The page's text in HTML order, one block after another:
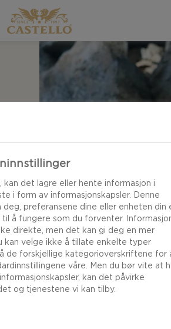
det lagre eller hente informasjon i
i form av informasjonskapsler. Denne
preferansene dine eller enheten din
å fungere som du forventer.
direkte, men det kan gi deg en mer
kan velge ikke å tillate enkelte typer
de forskjellige kategorioverskriftene for
våre. Men du bør vite at
kan det påvirke
og tjenestene vi kan tilby.